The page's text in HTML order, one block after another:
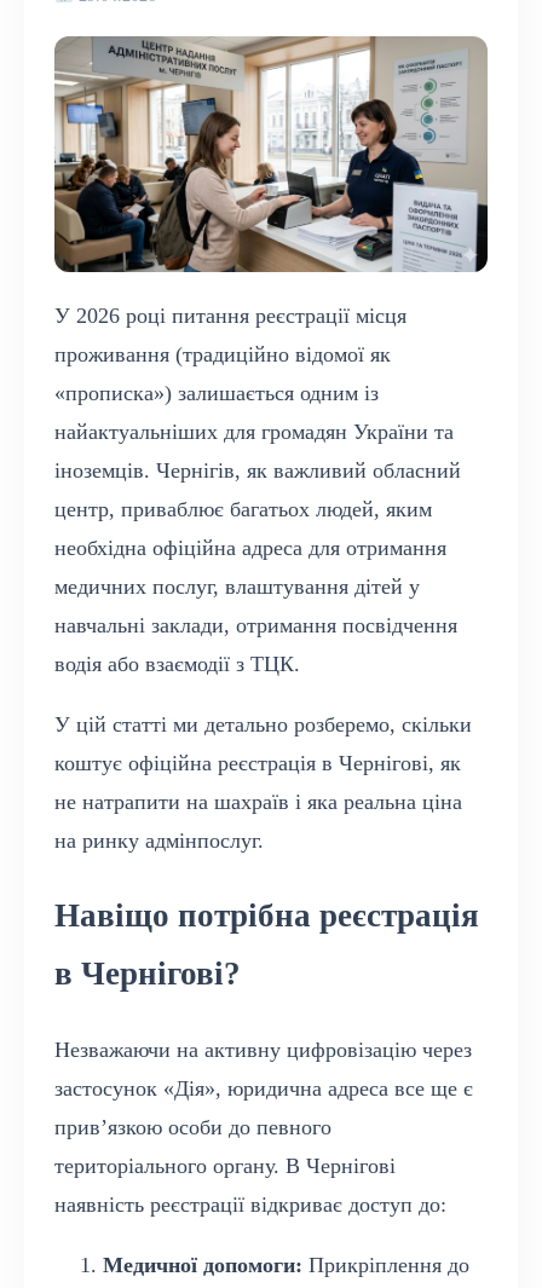
У 2026 році питання реєстрації місця
проживання (традиційно відомої як
«прописка») залишається одним із
найактуальніших для громадян України та
іноземців. Чернігів, як важливий обласний
центр, приваблює багатьох людей, яким
необхідна офіційна адреса для отримання
медичних послуг, влаштування дітей у
навчальні заклади, отримання посвідчення
водія або взаємодії з ТЦК.
У цій статті ми детально розберемо, скільки
коштує офіційна реєстрація в Чернігові, як
не натрапити на шахраїв і яка реальна ціна
на ринку адмінпослуг.
Навіщо потрібна реєстрація
в Чернігові?
Незважаючи на активну цифровізацію через
застосунок «Дія», юридична адреса все ще є
прив’язкою особи до певного
територіального органу. В Чернігові
наявність реєстрації відкриває доступ до:
Медичної допомоги: Прикріплення до